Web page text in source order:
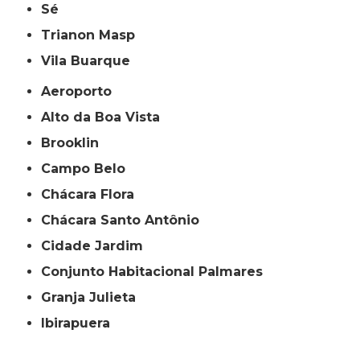
Sé
Trianon Masp
Vila Buarque
Aeroporto
Alto da Boa Vista
Brooklin
Campo Belo
Chácara Flora
Chácara Santo Antônio
Cidade Jardim
Conjunto Habitacional Palmares
Granja Julieta
Ibirapuera